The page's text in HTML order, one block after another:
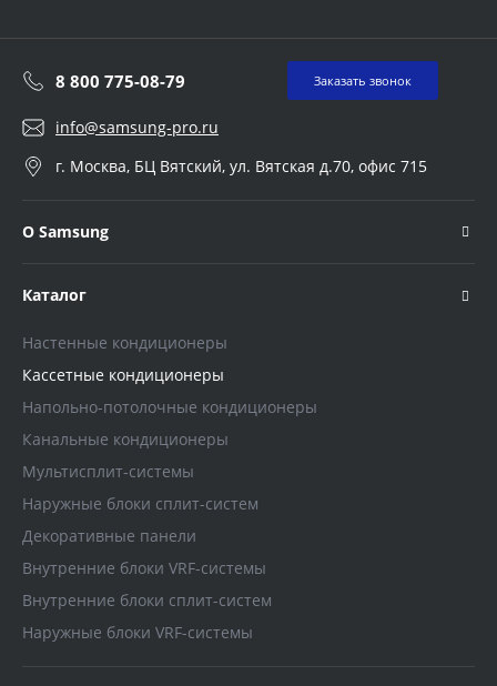
8 800 775-08-79 Заказать звонок
info@samsung-pro.ru
г. Москва, БЦ Вятский, ул. Вятская д.70, офис 715
О Samsung
Каталог
Настенные кондиционеры
Кассетные кондиционеры
Напольно-потолочные кондиционеры
Канальные кондиционеры
Мультисплит-системы
Наружные блоки сплит-систем
Декоративные панели
Внутренние блоки VRF-системы
Внутренние блоки сплит-систем
Наружные блоки VRF-системы